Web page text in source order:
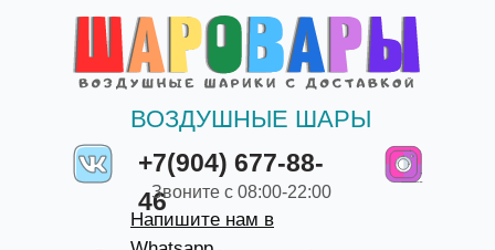
+7(904) 677-88-
46
ВОЗДУШНЫЕ ШАРЫ
Звоните с 08:00-22:00
Напишите нам в